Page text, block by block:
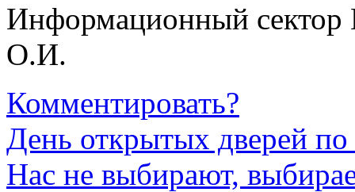
Информационный
О.И.
Комментировать?
День открытых дверей
Нас не выбирают,